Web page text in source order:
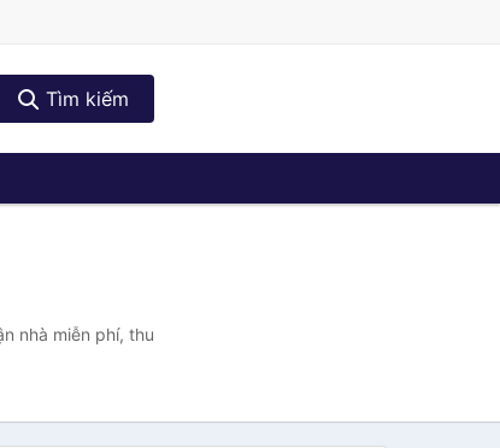
Tìm kiếm
nhà miễn phí, thu